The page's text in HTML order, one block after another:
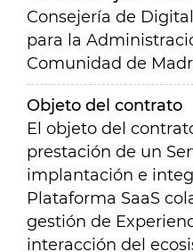
Consejería de
para la
Comunidad de
Objeto del contrato
El objeto del
prestación de un
implantación e
Plataforma SaaS
gestión de
interacción del